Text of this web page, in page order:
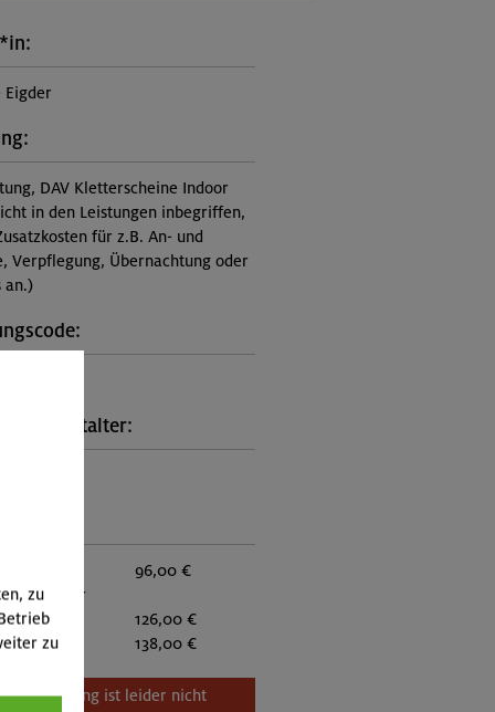
Eigder
DAV Kletterscheine Indoor
in den Leistungen inbegriffen,
für z.B. An- und
Verpflegung, Übernachtung oder
an.)
Veranstalter:
96,00 €
anderer
126,00 €
138,00 €
ist leider nicht
zu
zu